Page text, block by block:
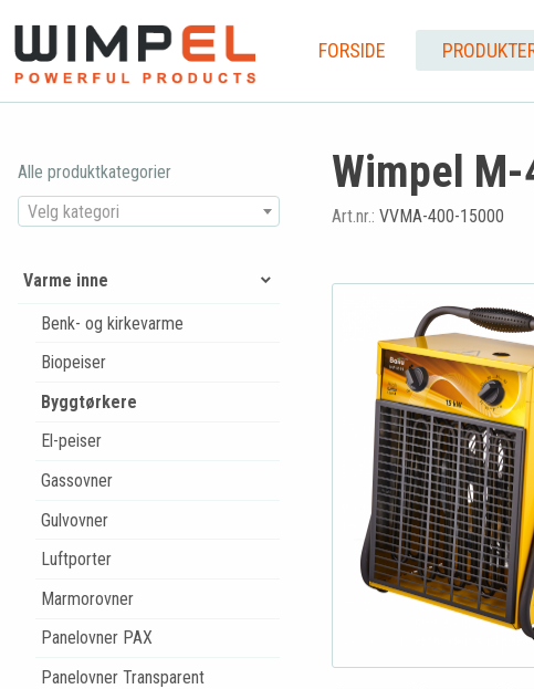
FORSIDE
Wimpel M-
Art.nr.: VVMA-400-15000
Alle produktkategorier
Velg kategori
Varme inne
Benk- og kirkevarme
Biopeiser
Byggtørkere
El-peiser
Gassovner
Gulvovner
Luftporter
Marmorovner
Panelovner PAX
Panelovner Transparent